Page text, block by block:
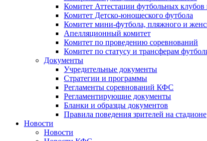
Комитет Аттестации футбольных
Комитет Детско-юношеского футбола
Комитет мини-футбола, пляжного и
Апелляционный комитет
Комитет по проведению соревнований
Комитет по статусу и трансферам
Документы
Учредительные документы
Стратегии и программы
Регламенты соревнований КФС
Регламентирующие документы
Бланки и образцы документов
Правила поведения зрителей на стадионе
Новости
Новости